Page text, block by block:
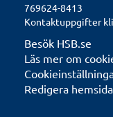
769624-8413
Kontaktuppgifter
Besök HSB.se
Läs mer om
Redigera hemsida